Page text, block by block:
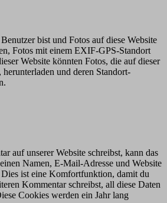
bist und Fotos auf diese Website
Fotos mit einem EXIF-GPS-Standort
Website könnten Fotos, die auf dieser
herunterladen und deren Standort-
auf unserer Website schreibst, kann das
Namen, E-Mail-Adresse und Website
ist eine Komfortfunktion, damit du
Kommentar schreibst, all diese Daten
Cookies werden ein Jahr lang